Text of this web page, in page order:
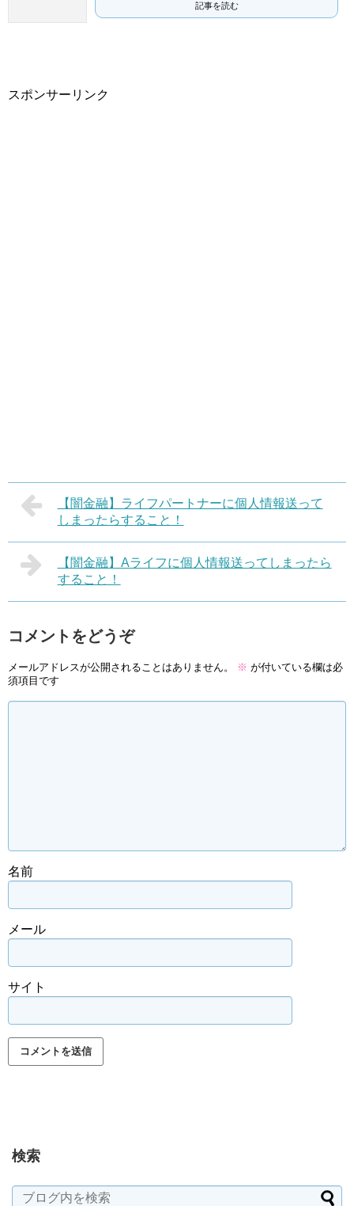
記事を読む
スポンサーリンク
【闇金融】ライフパートナーに個人情報送って
しまったらすること！
【闇金融】Aライフに個人情報送ってしまったら
すること！
コメントをどうぞ
メールアドレスが公開されることはありません。 ※ が付いている欄は必
須項目です
名前
メール
サイト
検索